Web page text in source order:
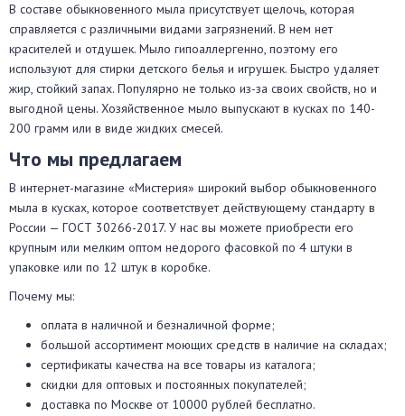
В составе обыкновенного мыла присутствует щелочь, которая
справляется с различными видами загрязнений. В нем нет
красителей и отдушек. Мыло гипоаллергенно, поэтому его
используют для стирки детского белья и игрушек. Быстро удаляет
жир, стойкий запах. Популярно не только из-за своих свойств, но и
выгодной цены. Хозяйственное мыло выпускают в кусках по 140-
200 грамм или в виде жидких смесей.
Что мы предлагаем
В интернет-магазине «Мистерия» широкий выбор обыкновенного
мыла в кусках, которое соответствует действующему стандарту в
России — ГОСТ 30266-2017. У нас вы можете приобрести его
крупным или мелким оптом недорого фасовкой по 4 штуки в
упаковке или по 12 штук в коробке.
Почему мы:
оплата в наличной и безналичной форме;
большой ассортимент моющих средств в наличие на складах;
сертификаты качества на все товары из каталога;
скидки для оптовых и постоянных покупателей;
доставка по Москве от 10000 рублей бесплатно.